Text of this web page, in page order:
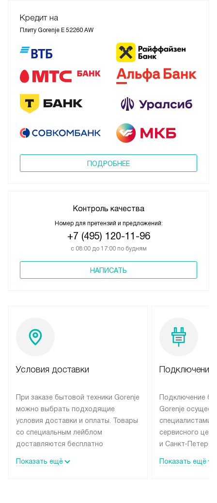
Кредит на
Плиту Gorenje E 52260 AW
ПОДРОБНЕЕ
Контроль качества
Номер для претензий и предложений:
+7 (495) 120-11-96
с 08:00 до 17:00 по будням
НАПИСАТЬ
Условия доставки
При заказе бытовой техники Gorenje
можно выбрать подходящие
условия доставки и оплаты. Товары
со специальным лейблом
доставляются бесплатно
до подъезда, выезд за МКАД
Показать ещё
Подключение
Подключение
Gorenje
специалистами
сервисного
и Санкт-
подключается
Показать ещё